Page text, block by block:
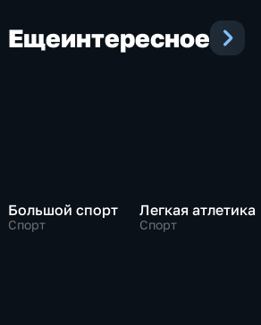
Ещеинтересное
Большой спорт
Спорт
Легкая атлетика
Спорт